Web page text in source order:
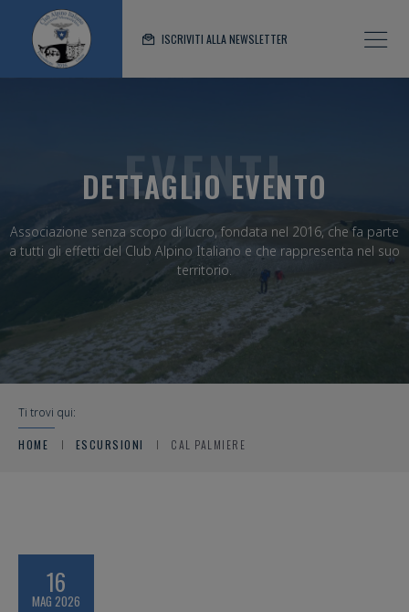
ISCRIVITI ALLA NEWSLETTER
EVENTI
DETTAGLIO EVENTO
Associazione senza scopo di lucro, fondata nel 2016, che fa parte
a tutti gli effetti del Club Alpino Italiano e che rappresenta nel suo
territorio.
Ti trovi qui:
HOME ESCURSIONI CAL PALMIERE
16
MAG 2026